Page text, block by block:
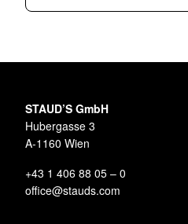
STAUD’S GmbH
Hubergasse 3
A-1160 Wien
+43 1 406 88 05 – 0
office@stauds.com